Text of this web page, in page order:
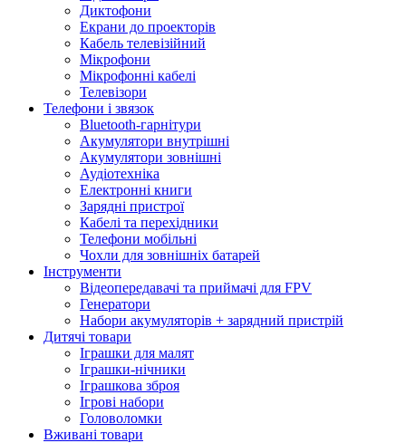
Диктофони
Екрани до проекторів
Кабель телевізійний
Мікрофони
Мікрофонні кабелі
Телевізори
Телефони і звязок
Bluetooth-гарнітури
Акумулятори внутрішні
Акумулятори зовнішні
Аудіотехніка
Електронні книги
Зарядні пристрої
Кабелі та перехідники
Телефони мобільні
Чохли для зовнішніх батарей
Інструменти
Відеопередавачі та приймачі для FPV
Генератори
Набори акумуляторів + зарядний пристрій
Дитячі товари
Іграшки для малят
Іграшки-нічники
Іграшкова зброя
Ігрові набори
Головоломки
Вживані товари